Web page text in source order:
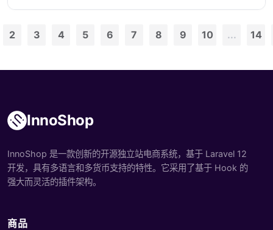
2 3 4 5 6 7 8 9 10 ... 14
InnoShop
InnoShop 是一款创新的开源独立站电商系统，基于 Laravel 12
开发，具有多语言和多货币支持的特性。它采用了基于 Hook 的
强大而灵活的插件架构。
商品